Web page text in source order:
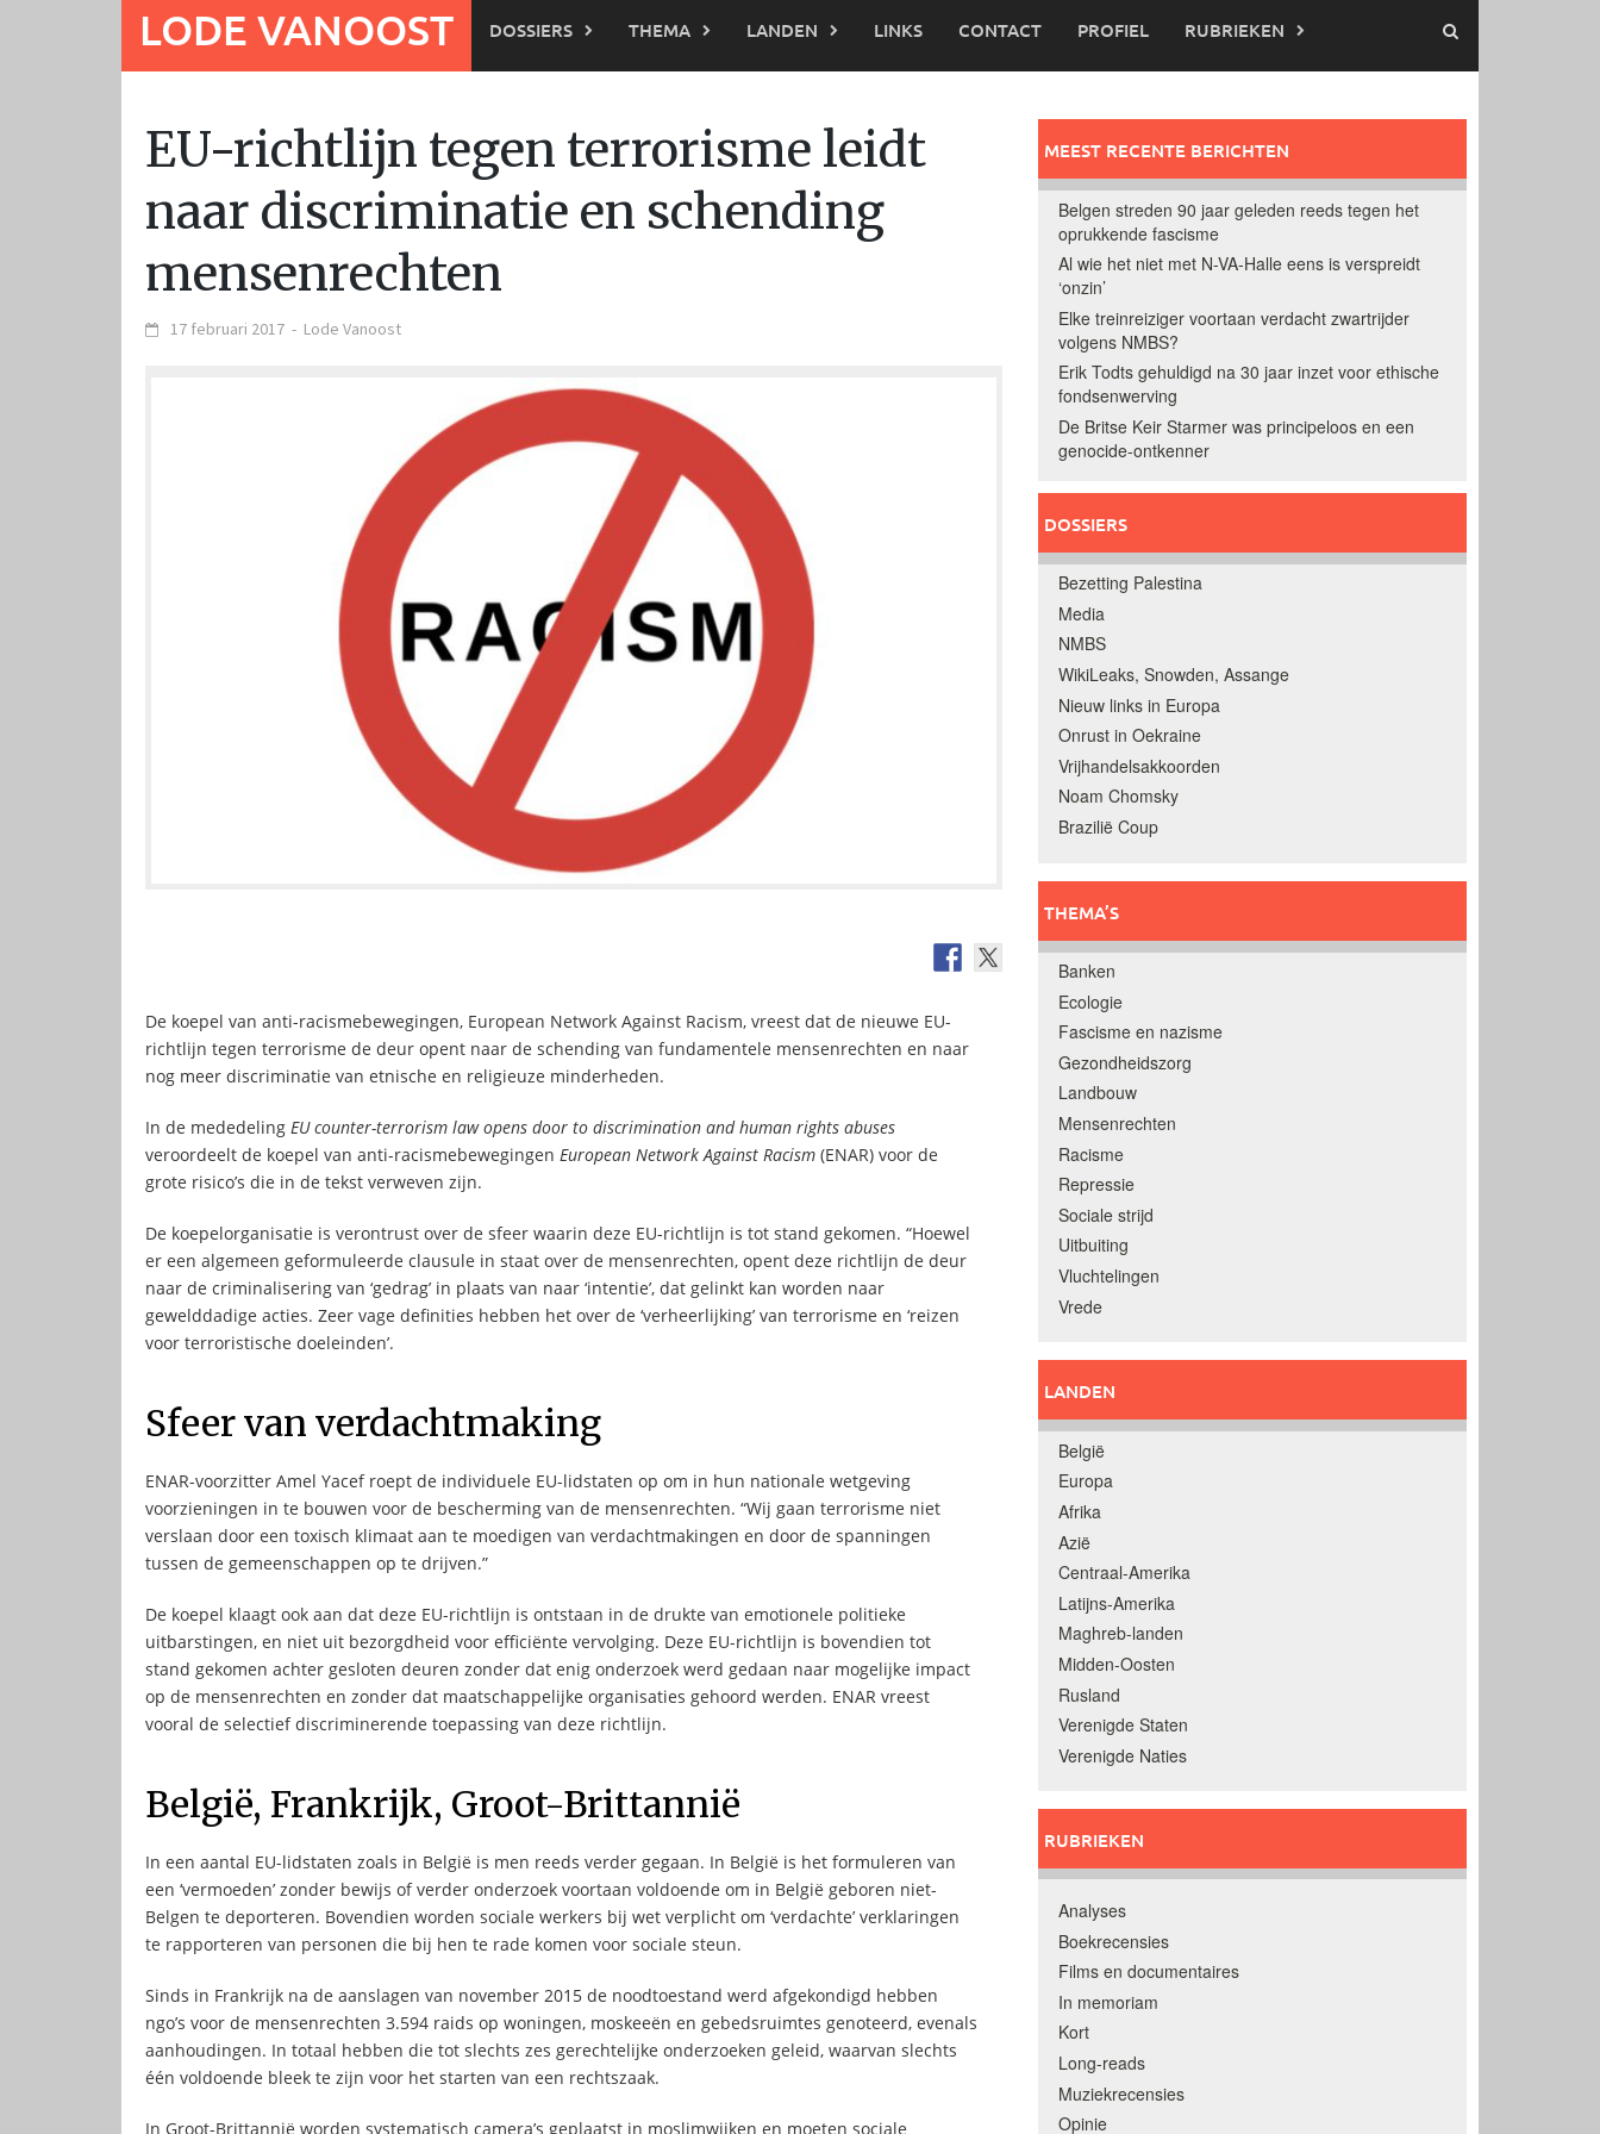
LODE VANOOST DOSSIERS THEMA LANDEN LINKS CONTACT PROFIEL RUBRIEKEN
EU-richtlijn tegen terrorisme leidt
naar discriminatie en schending
mensenrechten
17 februari 2017 - Lode Vanoost
De koepel van anti-racismebewegingen, European Network Against Racism, vreest dat de nieuwe EU-
richtlijn tegen terrorisme de deur opent naar de schending van fundamentele mensenrechten en naar
nog meer discriminatie van etnische en religieuze minderheden.
In de mededeling EU counter-terrorism law opens door to discrimination and human rights abuses
veroordeelt de koepel van anti-racismebewegingen European Network Against Racism (ENAR) voor de
grote risico’s die in de tekst verweven zijn.
De koepelorganisatie is verontrust over de sfeer waarin deze EU-richtlijn is tot stand gekomen. “Hoewel
er een algemeen geformuleerde clausule in staat over de mensenrechten, opent deze richtlijn de deur
naar de criminalisering van ‘gedrag’ in plaats van naar ‘intentie’, dat gelinkt kan worden naar
gewelddadige acties. Zeer vage definities hebben het over de ‘verheerlijking’ van terrorisme en ‘reizen
voor terroristische doeleinden’.
Sfeer van verdachtmaking
ENAR-voorzitter Amel Yacef roept de individuele EU-lidstaten op om in hun nationale wetgeving
voorzieningen in te bouwen voor de bescherming van de mensenrechten. “Wij gaan terrorisme niet
verslaan door een toxisch klimaat aan te moedigen van verdachtmakingen en door de spanningen
tussen de gemeenschappen op te drijven.”
De koepel klaagt ook aan dat deze EU-richtlijn is ontstaan in de drukte van emotionele politieke
uitbarstingen, en niet uit bezorgdheid voor efficiënte vervolging. Deze EU-richtlijn is bovendien tot
stand gekomen achter gesloten deuren zonder dat enig onderzoek werd gedaan naar mogelijke impact
op de mensenrechten en zonder dat maatschappelijke organisaties gehoord werden. ENAR vreest
vooral de selectief discriminerende toepassing van deze richtlijn.
België, Frankrijk, Groot-Brittannië
In een aantal EU-lidstaten zoals in België is men reeds verder gegaan. In België is het formuleren van
een ‘vermoeden’ zonder bewijs of verder onderzoek voortaan voldoende om in België geboren niet-
Belgen te deporteren. Bovendien worden sociale werkers bij wet verplicht om ‘verdachte’ verklaringen
te rapporteren van personen die bij hen te rade komen voor sociale steun.
Sinds in Frankrijk na de aanslagen van november 2015 de noodtoestand werd afgekondigd hebben
ngo’s voor de mensenrechten 3.594 raids op woningen, moskeeën en gebedsruimtes genoteerd, evenals
aanhoudingen. In totaal hebben die tot slechts zes gerechtelijke onderzoeken geleid, waarvan slechts
één voldoende bleek te zijn voor het starten van een rechtszaak.
In Groot-Brittannië worden systematisch camera’s geplaatst in moslimwijken en moeten sociale
MEEST RECENTE BERICHTEN
Belgen streden 90 jaar geleden reeds tegen het
oprukkende fascisme
Al wie het niet met N-VA-Halle eens is verspreidt
‘onzin’
Elke treinreiziger voortaan verdacht zwartrijder
volgens NMBS?
Erik Todts gehuldigd na 30 jaar inzet voor ethische
fondsenwerving
De Britse Keir Starmer was principeloos en een
genocide-ontkenner
DOSSIERS
Bezetting Palestina
Media
NMBS
WikiLeaks, Snowden, Assange
Nieuw links in Europa
Onrust in Oekraine
Vrijhandelsakkoorden
Noam Chomsky
Brazilië Coup
THEMA’S
Banken
Ecologie
Fascisme en nazisme
Gezondheidszorg
Landbouw
Mensenrechten
Racisme
Repressie
Sociale strijd
Uitbuiting
Vluchtelingen
Vrede
LANDEN
België
Europa
Afrika
Azië
Centraal-Amerika
Latijns-Amerika
Maghreb-landen
Midden-Oosten
Rusland
Verenigde Staten
Verenigde Naties
RUBRIEKEN
Analyses
Boekrecensies
Films en documentaires
In memoriam
Kort
Long-reads
Muziekrecensies
Opinie